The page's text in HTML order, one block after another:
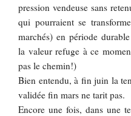
pression vendeuse sans
qui pourraient se
marchés) en période
la valeur refuge à ce
pas le chemin!)
Bien entendu, à fin juin la
validée fin mars ne tarit pas.
Encore une fois, dans une